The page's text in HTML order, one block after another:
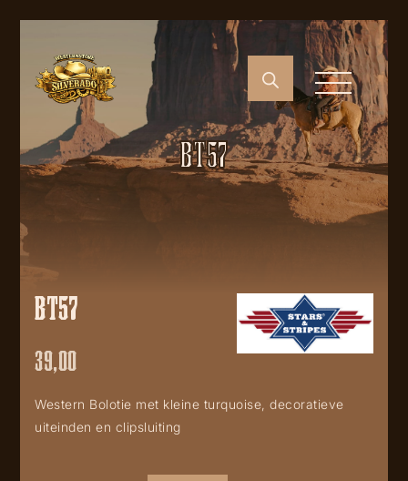
BT57
BT57
39,00
Western Bolotie met kleine turquoise, decoratieve
uiteinden en clipsluiting